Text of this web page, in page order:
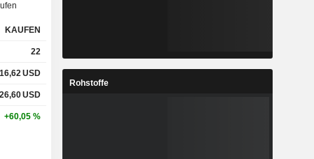
KAUFEN
22
16,62USD
26,60USD
+60,05 %
Rohstoffe